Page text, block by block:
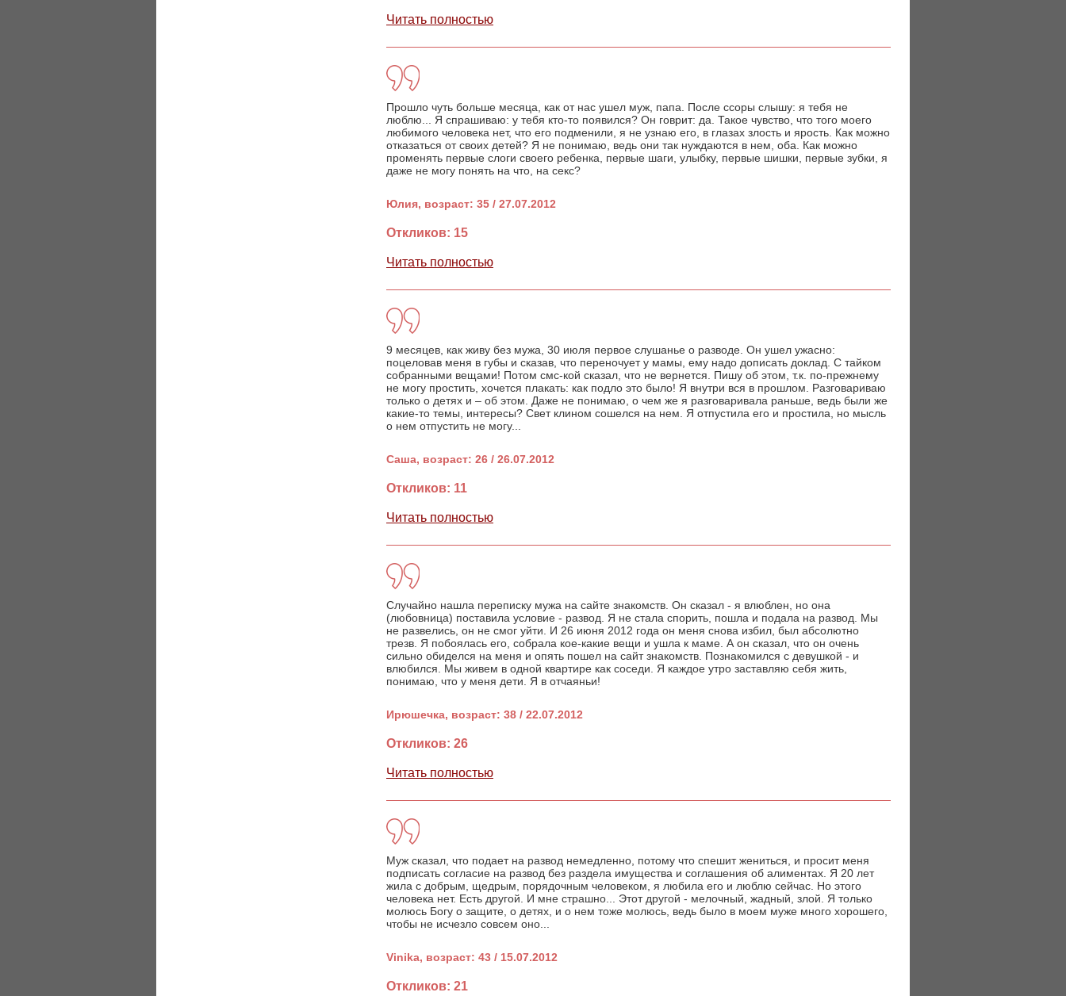
Читать полностью
Прошло чуть больше месяца, как от нас ушел муж, папа. После ссоры слышу: я тебя не
люблю... Я спрашиваю: у тебя кто-то появился? Он говрит: да. Такое чувство, что того моего
любимого человека нет, что его подменили, я не узнаю его, в глазах злость и ярость. Как можно
отказаться от своих детей? Я не понимаю, ведь они так нуждаются в нем, оба. Как можно
променять первые слоги своего ребенка, первые шаги, улыбку, первые шишки, первые зубки, я
даже не могу понять на что, на секс?
Юлия, возраст: 35 / 27.07.2012
Откликов: 15
Читать полностью
9 месяцев, как живу без мужа, 30 июля первое слушанье о разводе. Он ушел ужасно:
поцеловав меня в губы и сказав, что переночует у мамы, ему надо дописать доклад. С тайком
собранными вещами! Потом смс-кой сказал, что не вернется. Пишу об этом, т.к. по-прежнему
не могу простить, хочется плакать: как подло это было! Я внутри вся в прошлом. Разговариваю
только о детях и – об этом. Даже не понимаю, о чем же я разговаривала раньше, ведь были же
какие-то темы, интересы? Свет клином сошелся на нем. Я отпустила его и простила, но мысль
о нем отпустить не могу...
Саша, возраст: 26 / 26.07.2012
Откликов: 11
Читать полностью
Случайно нашла переписку мужа на сайте знакомств. Он сказал - я влюблен, но она
(любовница) поставила условие - развод. Я не стала спорить, пошла и подала на развод. Мы
не развелись, он не смог уйти. И 26 июня 2012 года он меня снова избил, был абсолютно
трезв. Я побоялась его, собрала кое-какие вещи и ушла к маме. А он сказал, что он очень
сильно обиделся на меня и опять пошел на сайт знакомств. Познакомился с девушкой - и
влюбился. Мы живем в одной квартире как соседи. Я каждое утро заставляю себя жить,
понимаю, что у меня дети. Я в отчаяньи!
Ирюшечка, возраст: 38 / 22.07.2012
Откликов: 26
Читать полностью
Муж сказал, что подает на развод немедленно, потому что спешит жениться, и просит меня
подписать согласие на развод без раздела имущества и соглашения об алиментах. Я 20 лет
жила с добрым, щедрым, порядочным человеком, я любила его и люблю сейчас. Но этого
человека нет. Есть другой. И мне страшно... Этот другой - мелочный, жадный, злой. Я только
молюсь Богу о защите, о детях, и о нем тоже молюсь, ведь было в моем муже много хорошего,
чтобы не исчезло совсем оно...
Vinika, возраст: 43 / 15.07.2012
Откликов: 21